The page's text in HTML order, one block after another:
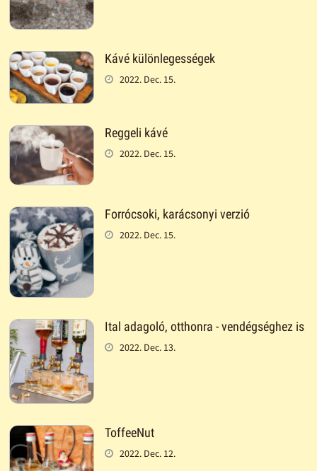
Kávé különlegességek
2022. Dec. 15.
Reggeli kávé
2022. Dec. 15.
Forrócsoki, karácsonyi verzió
2022. Dec. 15.
Ital adagoló, otthonra - vendégséghez is
2022. Dec. 13.
ToffeeNut
2022. Dec. 12.